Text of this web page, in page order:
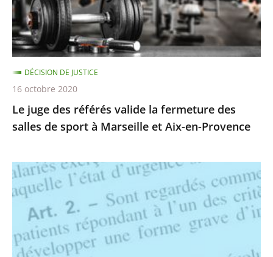
fermeture
des
salles
de
sport
à
Marseille
et
en-
Provence
Le juge des référés valide la fermeture des
salles de sport à Marseille et Aix-en-Provence
DÉCISION DE JUSTICE
16 octobre 2020
Suspension
des
nouveaux
critères
de